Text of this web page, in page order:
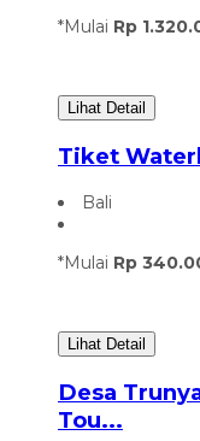
*Mulai Rp
Lihat Detail
Tiket
Bali
*Mulai Rp
Lihat Detail
Desa
Tou...